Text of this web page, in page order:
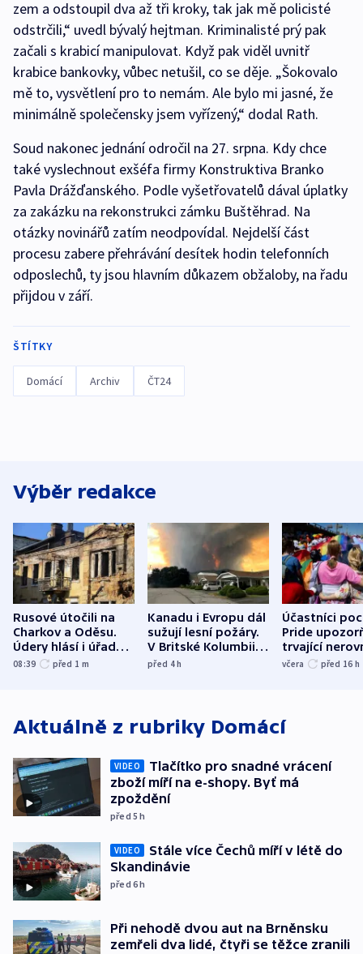
zem a odstoupil dva až tři kroky, tak jak mě policisté
odstrčili,“ uvedl bývalý hejtman. Kriminalisté prý pak
začali s krabicí manipulovat. Když pak viděl uvnitř
krabice bankovky, vůbec netušil, co se děje. „Šokovalo
mě to, vysvětlení pro to nemám. Ale bylo mi jasné, že
minimálně společensky jsem vyřízený,“ dodal Rath.
Soud nakonec jednání odročil na 27. srpna. Kdy chce
také vyslechnout exšéfa firmy Konstruktiva Branko
Pavla Drážďanského. Podle vyšetřovatelů dával úplatky
za zakázku na rekonstrukci zámku Buštěhrad. Na
otázky novinářů zatím neodpovídal. Nejdelší část
procesu zabere přehrávání desítek hodin telefonních
odposlechů, ty jsou hlavním důkazem obžaloby, na řadu
přijdou v září.
ŠTÍTKY
Domácí Archiv ČT24
Výběr redakce
Rusové útočili na
Charkov a Oděsu.
Údery hlásí i úřady v
Bělgorodu
08:39 před 1 m
Kanadu i Evropu dál
sužují lesní požáry.
V Britské Kolumbii
evakuovali tisíce lidí
před 4h
Účastníci
Pride
trvající
včera před 16 h
Aktuálně z rubriky Domácí
VIDEO
Tlačítko pro snadné vrácení
zboží míří na e-shopy. Byť má
zpoždění
před 5h
VIDEO
Stále více Čechů míří v létě do
Skandinávie
před 6h
Při nehodě dvou aut na Brněnsku
zemřeli dva lidé, čtyři se těžce zranili